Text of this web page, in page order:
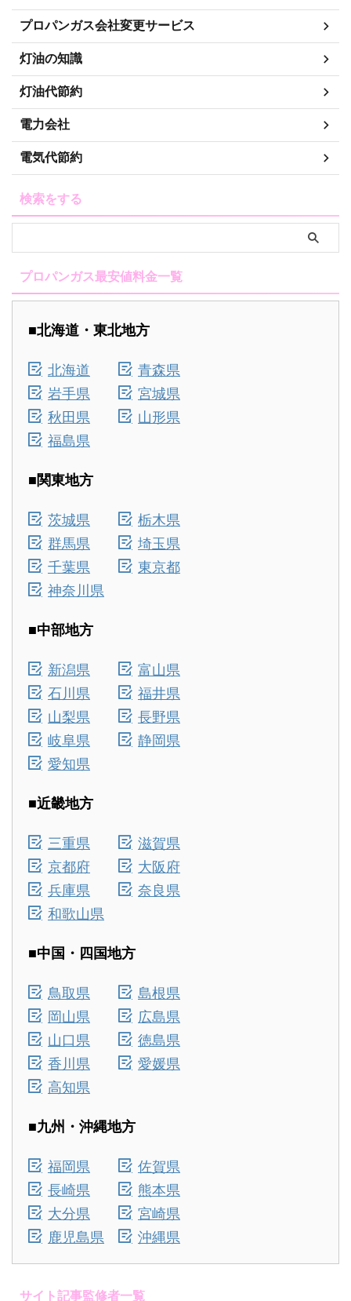
プロパンガス会社変更サービス
灯油の知識
灯油代節約
電力会社
電気代節約
検索をする
プロパンガス最安値料金一覧
■北海道・東北地方
北海道
青森県
岩手県
宮城県
秋田県
山形県
福島県
■関東地方
茨城県
栃木県
群馬県
埼玉県
千葉県
東京都
神奈川県
■中部地方
新潟県
富山県
石川県
福井県
山梨県
長野県
岐阜県
静岡県
愛知県
■近畿地方
三重県
滋賀県
京都府
大阪府
兵庫県
奈良県
和歌山県
■中国・四国地方
鳥取県
島根県
岡山県
広島県
山口県
徳島県
香川県
愛媛県
高知県
■九州・沖縄地方
福岡県
佐賀県
長崎県
熊本県
大分県
宮崎県
鹿児島県
沖縄県
サイト記事監修者一覧